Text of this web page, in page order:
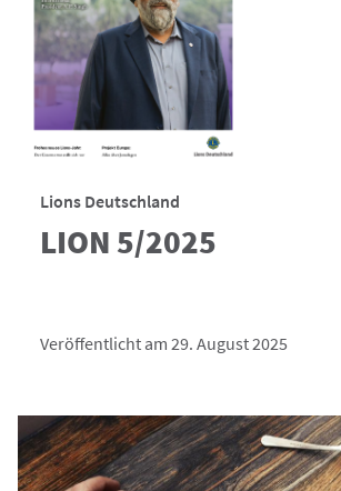
Lions Deutschland
LION 5/2025
Veröffentlicht am 29. August 2025